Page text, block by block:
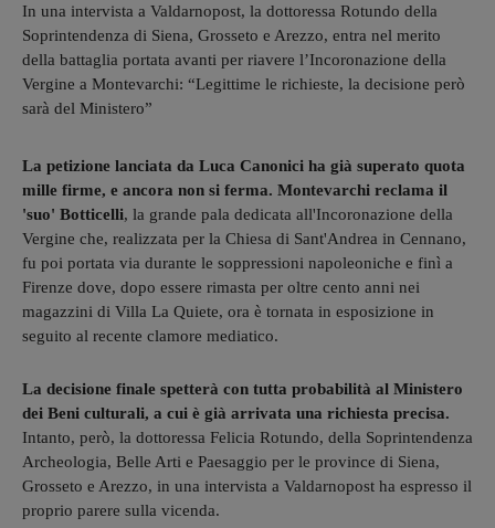
In una intervista a Valdarnopost, la dottoressa Rotundo della
Soprintendenza di Siena, Grosseto e Arezzo, entra nel merito
della battaglia portata avanti per riavere l’Incoronazione della
Vergine a Montevarchi: “Legittime le richieste, la decisione però
sarà del Ministero”
La petizione lanciata da Luca Canonici ha già superato quota
mille firme, e ancora non si ferma. Montevarchi reclama il
'suo' Botticelli, la grande pala dedicata all'Incoronazione della
Vergine che, realizzata per la Chiesa di Sant'Andrea in Cennano,
fu poi portata via durante le soppressioni napoleoniche e finì a
Firenze dove, dopo essere rimasta per oltre cento anni nei
magazzini di Villa La Quiete, ora è tornata in esposizione in
seguito al recente clamore mediatico.
La decisione finale spetterà con tutta probabilità al Ministero
dei Beni culturali, a cui è già arrivata una richiesta precisa.
Intanto, però, la dottoressa Felicia Rotundo, della Soprintendenza
Archeologia, Belle Arti e Paesaggio per le province di Siena,
Grosseto e Arezzo, in una intervista a Valdarnopost ha espresso il
proprio parere sulla vicenda.